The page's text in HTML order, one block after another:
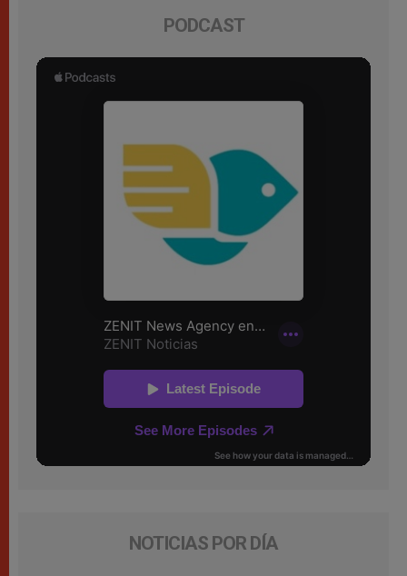
PODCAST
NOTICIAS POR DÍA